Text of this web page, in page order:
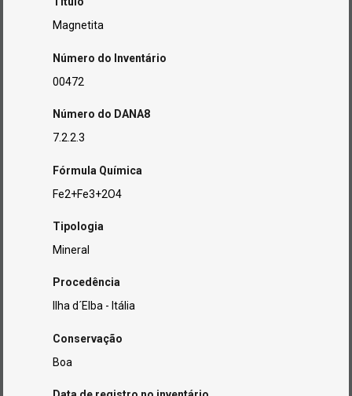
Magnetita
Número do Inventário
00472
Número do DANA8
7.2.2.3
Fórmula Química
Fe2+Fe3+2O4
Tipologia
Mineral
Procedência
Ilha d´Elba - Itália
Conservação
Boa